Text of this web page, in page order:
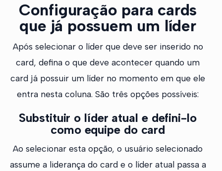
Configuração para cards
que já possuem um líder
Após selecionar o líder que deve ser inserido no
card, defina o que deve acontecer quando um
card já possuir um líder no momento em que ele
entra nesta coluna. São três opções possíveis:
Substituir o líder atual e defini-lo
como equipe do card
Ao selecionar esta opção, o usuário selecionado
assume a liderança do card e o líder atual passa a